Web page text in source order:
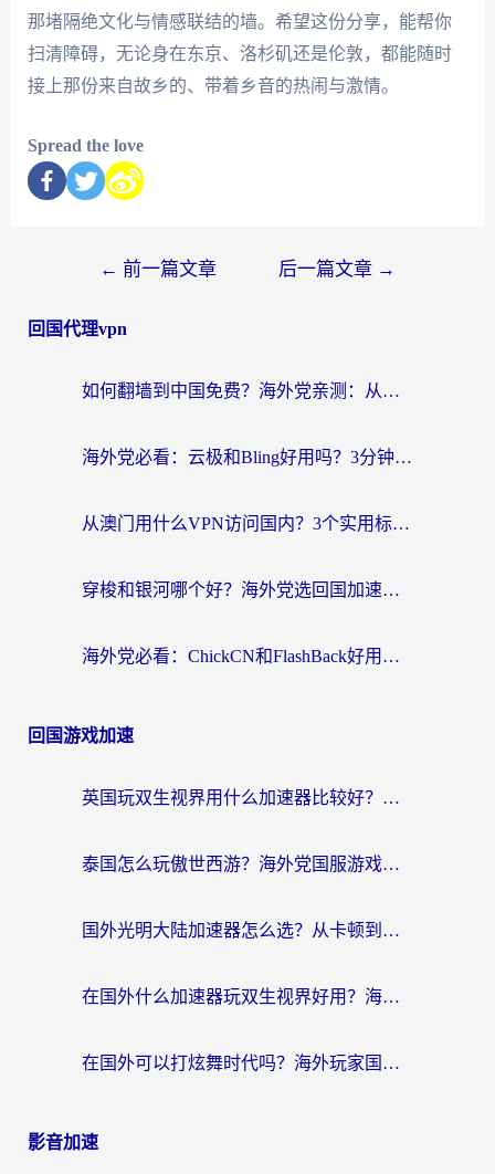
那堵隔绝文化与情感联结的墙。希望这份分享，能帮你
扫清障碍，无论身在东京、洛杉矶还是伦敦，都能随时
接上那份来自故乡的、带着乡音的热闹与激情。
Spread the love
← 前一篇文章 后一篇文章 →
回国代理vpn
如何翻墙到中国免费？海外党亲测：从踩坑到选对加速器的全攻略
海外党必看：云极和Bling好用吗？3分钟教你选对回国加速器
从澳门用什么VPN访问国内？3个实用标准帮你避开坑，无缝刷剧听歌
穿梭和银河哪个好？海外党选回国加速器的避坑指南，附番茄加速器实测体验
海外党必看：ChickCN和FlashBack好用吗？3招教你选对回国加速器（附云极、HomeCN、斧牛vs艾果对比）
回国游戏加速
英国玩双生视界用什么加速器比较好？海外党亲测有效的国服游戏加速方案
泰国怎么玩傲世西游？海外党国服游戏加速终极攻略（附光明大陆量子特攻实测）
国外光明大陆加速器怎么选？从卡顿到丝滑的终极指南（含德国玩走开外星人墨西哥玩俄罗斯方块技巧）
在国外什么加速器玩双生视界好用？海外党亲测不踩坑的终极指南
在国外可以打炫舞时代吗？海外玩家国服游戏加速全攻略（附实测推荐）
影音加速